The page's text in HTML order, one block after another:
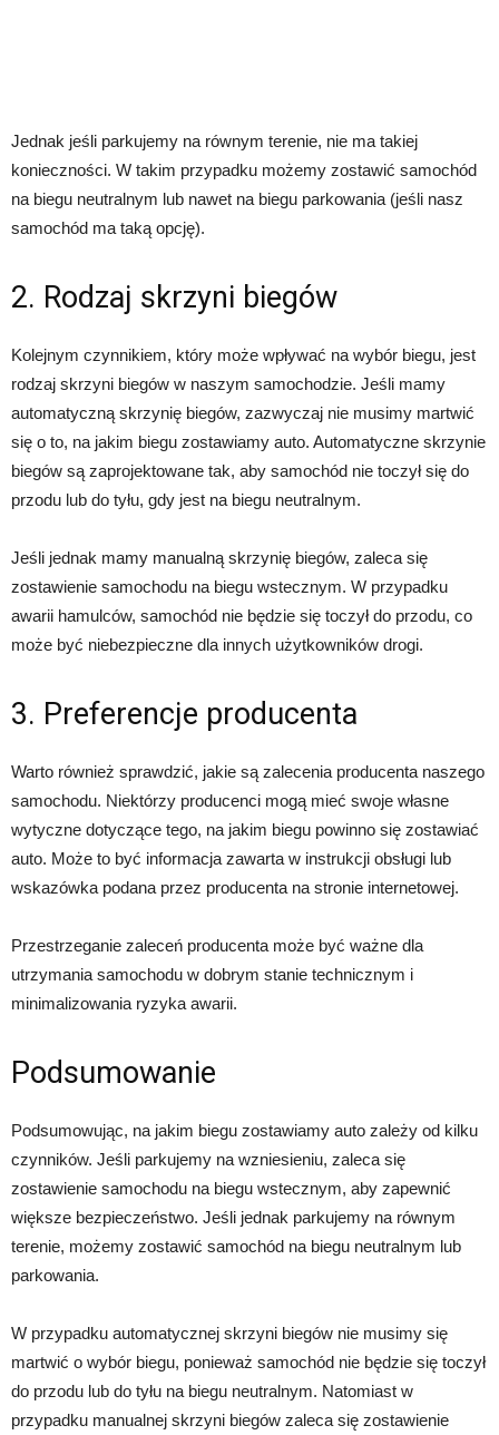
Jednak jeśli parkujemy na równym terenie, nie ma takiej
konieczności. W takim przypadku możemy zostawić samochód
na biegu neutralnym lub nawet na biegu parkowania (jeśli nasz
samochód ma taką opcję).
2. Rodzaj skrzyni biegów
Kolejnym czynnikiem, który może wpływać na wybór biegu, jest
rodzaj skrzyni biegów w naszym samochodzie. Jeśli mamy
automatyczną skrzynię biegów, zazwyczaj nie musimy martwić
się o to, na jakim biegu zostawiamy auto. Automatyczne skrzynie
biegów są zaprojektowane tak, aby samochód nie toczył się do
przodu lub do tyłu, gdy jest na biegu neutralnym.
Jeśli jednak mamy manualną skrzynię biegów, zaleca się
zostawienie samochodu na biegu wstecznym. W przypadku
awarii hamulców, samochód nie będzie się toczył do przodu, co
może być niebezpieczne dla innych użytkowników drogi.
3. Preferencje producenta
Warto również sprawdzić, jakie są zalecenia producenta naszego
samochodu. Niektórzy producenci mogą mieć swoje własne
wytyczne dotyczące tego, na jakim biegu powinno się zostawiać
auto. Może to być informacja zawarta w instrukcji obsługi lub
wskazówka podana przez producenta na stronie internetowej.
Przestrzeganie zaleceń producenta może być ważne dla
utrzymania samochodu w dobrym stanie technicznym i
minimalizowania ryzyka awarii.
Podsumowanie
Podsumowując, na jakim biegu zostawiamy auto zależy od kilku
czynników. Jeśli parkujemy na wzniesieniu, zaleca się
zostawienie samochodu na biegu wstecznym, aby zapewnić
większe bezpieczeństwo. Jeśli jednak parkujemy na równym
terenie, możemy zostawić samochód na biegu neutralnym lub
parkowania.
W przypadku automatycznej skrzyni biegów nie musimy się
martwić o wybór biegu, ponieważ samochód nie będzie się toczył
do przodu lub do tyłu na biegu neutralnym. Natomiast w
przypadku manualnej skrzyni biegów zaleca się zostawienie